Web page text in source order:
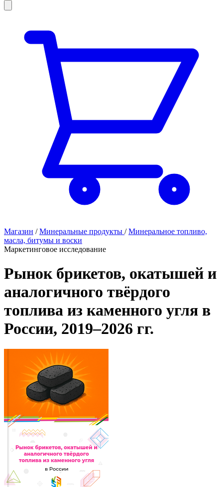
Магазин / Минеральные продукты / Минеральное топливо,
масла, битумы и воски
Маркетинговое исследование
Рынок брикетов, окатышей и
аналогичного твёрдого
топлива из каменного угля в
России, 2019–2026 гг.